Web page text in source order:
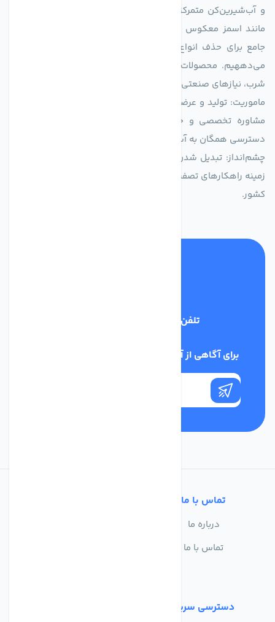
و آب‌شیرین‌کن متمرکز است. ما با بهره‌گیری از فناوری‌های نوین
جامع برای حذف انواع آلاینده‌ها، املاح و نمک از منابع آبی ارائه
می‌دههیم. محصولات ما برای مصارف متنوعی از جمله تأمین آب
شرب، نیازهای صنعتی و کشاورزی طراحی و بهینه‌سازی شده‌اند.
ماموریت: تولید و عرضه محصولاتی با بالاترین استاندارد کیفی، ارائه
مشاوره تخصصی و خدمات پس از فروش مطمئن برای تضمین
دسترسی همگان به آب پاک و سالم.
چشم‌انداز: تبدیل شدن به انتخاب اول صنایع و مصرف‌کنندگان در
زمینه راهکارهای تصفیه آب و ایفای نقشی کلیدی در حفظ منابع آبی
کشور.
تلفن پشتیبانی
برای آگاهی از آخرین اخبار در خبرنامه ما عضو شوید
تماس با ما
درباره ما
تماس با ما
دسترسی سریع